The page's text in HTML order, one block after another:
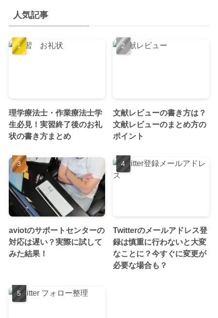
人気記事
理学療法士・作業療法士学
生必見！実習終了後のお礼
状の書き方まとめ
文献レビューの書き方は？
文献レビューのまとめ方の
ポイント
aviotのサポートセンターの
対応は遅い？実際に試して
みた結果！
Twitterのメールアドレス登
録は慎重に行わないと大変
なことに？今すぐに変更が
必要な場合も？